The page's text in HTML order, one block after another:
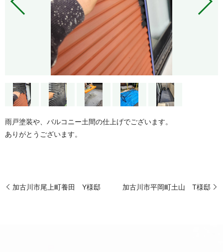
雨戸塗装や、バルコニー土間の仕上げでございます。
ありがとうございます。
加古川市尾上町養田 Y様邸 加古川市平岡町土山 T様邸